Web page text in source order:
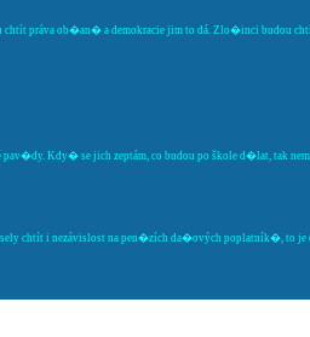
práva ob�an� a demokracie jim to dá. Zlo�inci budou
Kdy� se jich zeptám, co budou po škole d�lat, tak
chtít i nezávislost na pen�zích da�ových poplatník�, to je